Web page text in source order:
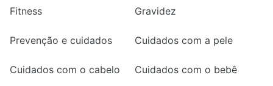
Fitness Gravidez
Prevenção e cuidados Cuidados com a pele
Cuidados com o cabelo Cuidados com o bebê